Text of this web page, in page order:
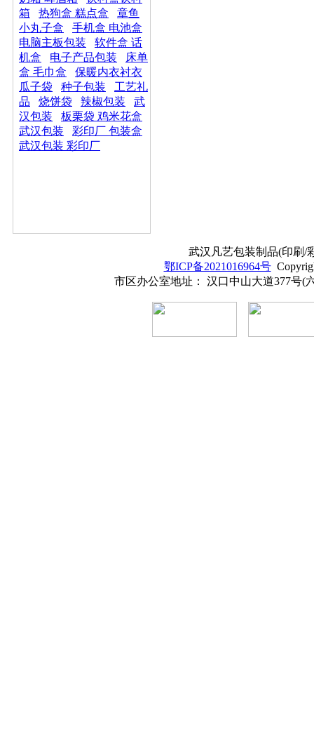
箱
热狗盒 糕点盒
章鱼
小丸子盒
手机盒 电池盒
电脑主板包装
软件盒 话
机盒
电子产品包装
床单
盒 毛巾盒
保暖内衣衬衣
瓜子袋
种子包装
工艺礼
品
烧饼袋 辣椒包装
武
汉包装
板栗袋 鸡米花盒
武汉包装
彩印厂 包装盒
武汉包装 彩印厂
武汉凡艺包装制品(印刷/
鄂ICP备2021016964号
市区办公室地址： 汉口中山大道377号